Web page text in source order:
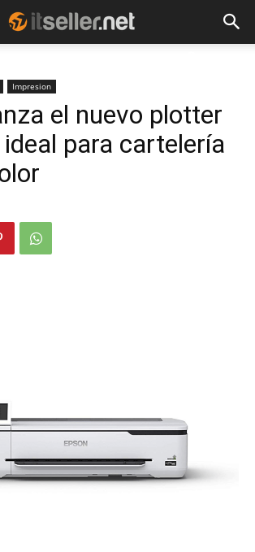
Impresion
el nuevo plotter
para cartelería